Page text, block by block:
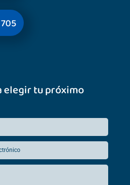
elegir tu próximo